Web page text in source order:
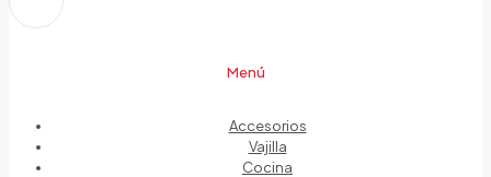
Menú
Accesorios
Vajilla
Cocina